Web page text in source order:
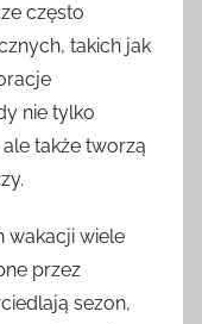
często
takich jak
nie tylko
także tworzą
wakacji wiele
przez
sezon,